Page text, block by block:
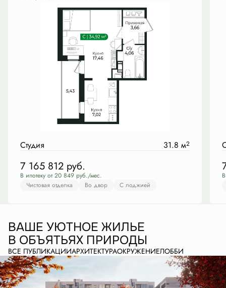
Студия 31.8 м2
7 165 812 руб.
В ипотеку от 20 849 руб./мес.
Чистовая отделка
Во двор С лоджией
ВАШЕ УЮТНОЕ ЖИЛЬЕ
В ОБЪЯТЬЯХ ПРИРОДЫ
ВСЕ ПУБЛИКАЦИИАРХИТЕКТУРАОКРУЖЕНИЕЛОББИ